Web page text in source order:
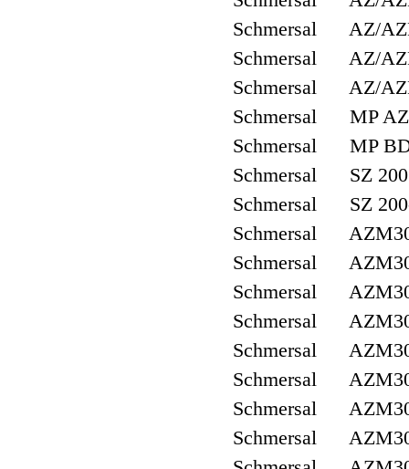
Schmersal AZ/
Schmersal AZ/
Schmersal AZ/
Schmersal MP
Schmersal MP
Schmersal SZ 200
Schmersal SZ
Schmersal
Schmersal
Schmersal
Schmersal
Schmersal
Schmersal
Schmersal
Schmersal